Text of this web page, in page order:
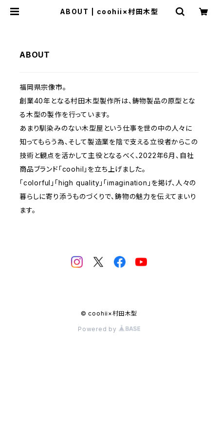
ABOUT | coohii×村田木型
ABOUT
福岡県宗像市。
創業40年となる村田木型製作所は、鋳物製品の原型とな
る木型の製作を行っています。
あまり馴染みのない木型屋という仕事を世の中の人々に
知ってもらう為、そして製造業を陰で支える立役者からこの
技術と観点を活かして主役となるべく、2022年6月、自社
商品ブランド「coohil」を立ち上げました。
「colorful」「high quality」「imagination」を掲げ、人々の
暮らしに寄り添うものづくりで、鋳物の魅力を伝えてまいり
ます。
© coohii×村田木型
Powered by